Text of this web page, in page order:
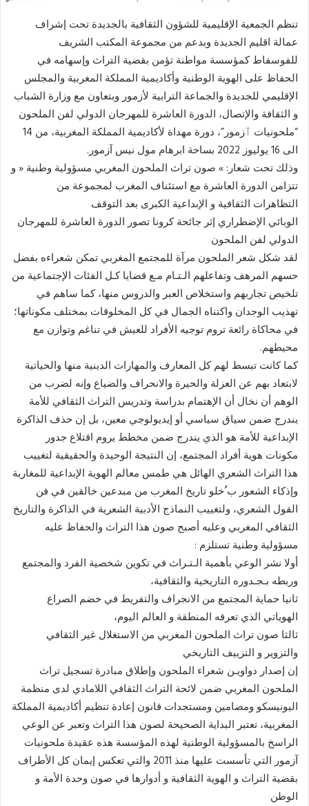
تنظم الجمعية الإقليمية للشؤون الثقافية بالجديدة تحت إشراف
عمالة اقليم الجديدة وبدعم من مجموعة المكتب الشريف
للفوسفاط كمؤسسة مواطنة تؤمن بقضية التراث وإسهامه في
الحفاظ على الهوية الوطنية وأكاديمية المملكة المغربية والمجلس
الإقليمي للجديدة والجماعة الترابية لأزمور وبتعاون مع وزارة الشباب
و الثقافة والإتصال، الدورة العاشرة للمهرجان الدولي لفن الملحون
“ملحونيات ٱزمور”، دورة مهداة لأكاديمية المملكة المغربية، من 14
الى 16 يوليوز 2022 بساحة ابرهام مول نيس آزمور.
وذلك تحت شعار: » صون تراث الملحون المغربي مسؤولية وطنية « و
تتزامن الدورة العاشرة مع استئناف المغرب لمجموعة من
التظاهرات الثقافية و الإبداعية الكبرى بعد التوقف
الوبائي الإضطراري إثر جائحة كرونا تصور الدورة العاشرة للمهرجان
الدولي لفن الملحون
لقد شكل شعر الملحون مرآة للمجتمع المغربي تمكن شعراءه بفضل
حسهم المرهف وتفاعلهم الـتـام مـع قضايا كـل الفئات الإجتماعية من
تلخيص تجاربهم واستخلاص العبر والدروس منها، كما ساهم في
تهذيب الوجدان واكتناه الجمال في كل المخلوقات بمختلف مكوناتها؛
في محاكاة رائعة تروم توجيه الأفراد للعيش في تناغم وتوازن مع
محيطهم.
كما كانت تبسط لهم كل المعارف والمهارات الدينية منها والحياتية
لابتعاد بهم عن العزلة والحيرة والانحراف والضياع وإنه لضرب من
الوهم أن نخال أن الإهتمام بدراسة وتدريس التراث الثقافي للأمة
يندرج ضمن سياق سياسي أو إيديولوجي معين، بل إن حذف الذاكرة
الإبداعية للأمة هو الذي يندرج ضمن مخطط يروم اقتلاع جدور
مكونات هوية أفراد المجتمع، إن النتيجة الوحيدة والحقيقية لتغييب
هذا التراث الشعري الهائل هي طمس معالم الهوية الإبداعية للمغاربة
وإذكاء الشعور ب ُخلو تاريخ المغرب من مبدعين خالقين في فن
القول الشعري، ولتغييب النماذج الأدبية الشعرية في الذاكرة والتاريخ
الثقافي المغربي وعليه أصبح صون هذا التراث والحفاظ عليه
مسؤولية وطنية تستلزم :
أولا نشر الوعي بأهمية الـتـراث في تكوين شخصية الفرد والمجتمع
وربطه بـجـدوره التاريخية والثقافية،
ثانيا حماية المجتمع من الانجراف والتفريط في خضم الصراع
الهوياتي الذي تعرفه المنطقة و العالم اليوم،
ثالثا صون تراث الملحون المغربي من الاستغلال غير الثقافي
والتزوير و التزييف التاريخي
إن إصدار دواويـن شعراء الملحون وإطلاق مبادرة تسجيل تراث
الملحون المغربي ضمن لائحة التراث الثقافي اللامادي لدى منظمة
اليونيسكو ومضامين ومستجدات قانون إعادة تنظيم أكاديمية المملكة
المغربية، تعتبر البداية الصحيحة لصون هذا التراث وتعبر عن الوعي
الراسخ بالمسؤولية الوطنية لهذه المؤسسة هذه عقيدة ملحونيات
آزمور التي تأسست عليها منذ 2011 والتي تعكس إيمان كل الأطراف
بقضية التراث و الهوية الثقافية و أدوارها في صون وحدة الأمة و
الوطن